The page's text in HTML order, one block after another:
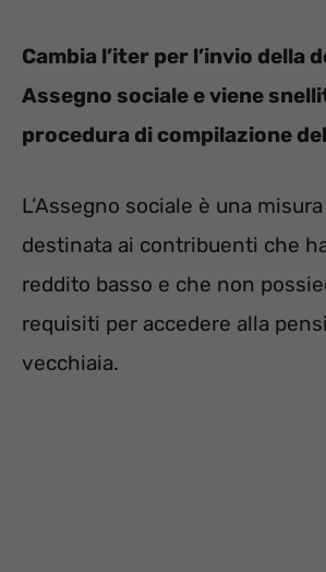
Cambia l’iter per l’invio della
Assegno sociale e viene
procedura di compilazione
L’Assegno sociale è una
destinata ai contribuenti che
reddito basso e che non
requisiti per accedere alla
vecchiaia.